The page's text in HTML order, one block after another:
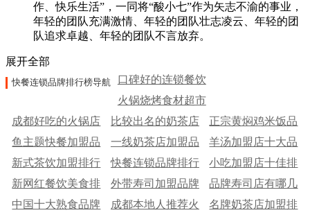
作、快乐生活”，一同将“酸小七”作为矢志不渝的事业，
年轻的团队充满激情、年轻的团队壮志凌云、年轻的团
队追求卓越、年轻的团队不言放弃。
展开全部
快餐连锁品牌排行榜导航
口碑好的连锁餐饮
品牌
火锅烧烤食材超市
品牌十大排名
成都好吃的火锅店
排名
比较出名的奶茶店
品牌
正宗黄焖鸡米饭品
牌排行榜
鱼主题快餐加盟品
牌
一线奶茶店加盟品
牌有哪些
羊汤加盟店十大品
牌
新式茶饮加盟排行
榜
快餐连锁品牌排行
榜
小吃加盟店十佳排
行榜
新网红餐饮美食排
行榜
外带寿司加盟品牌
十大排行榜
品牌寿司店有哪几
家
中国十大熟食品牌
成都本地人推荐火
名牌奶茶店加盟排